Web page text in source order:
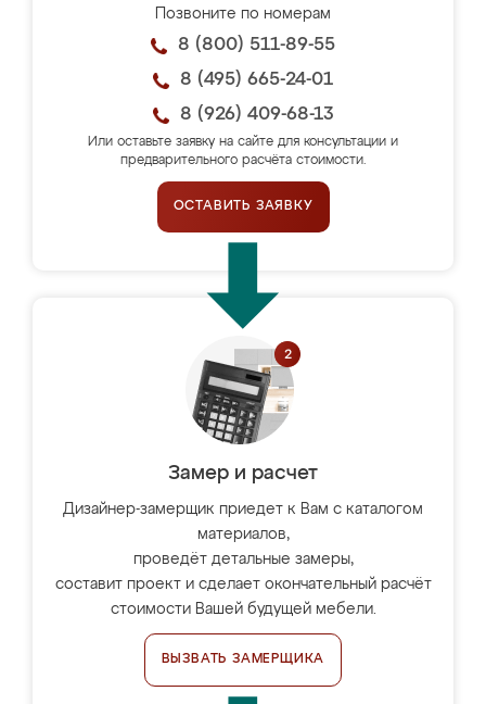
Позвоните по номерам
8 (800) 511-89-55
8 (495) 665-24-01
8 (926) 409-68-13
Или оставьте заявку на сайте для консультации и
предварительного расчёта стоимости.
ОСТАВИТЬ ЗАЯВКУ
Замер и расчет
Дизайнер-замерщик приедет к Вам с каталогом
материалов,
проведёт детальные замеры,
составит проект и сделает окончательный расчёт
стоимости Вашей будущей мебели.
ВЫЗВАТЬ ЗАМЕРЩИКА